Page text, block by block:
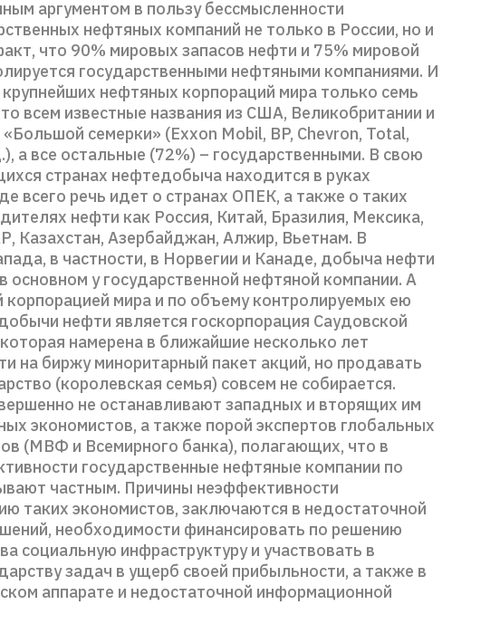
аргументом в пользу бессмысленности
нефтяных компаний не только в России, но и
что 90% мировых запасов нефти и 75% мировой
государственными нефтяными компаниями. И
нефтяных корпораций мира только семь
всем известные названия из США, Великобритании и
семерки» (Exxon Mobil, BP, Chevron, Total,
а все остальные (72%) – государственными. В свою
странах нефтедобыча находится в руках
всего речь идет о странах ОПЕК, а также о таких
нефти как Россия, Китай, Бразилия, Мексика,
Казахстан, Азербайджан, Алжир, Вьетнам. В
в частности, в Норвегии и Канаде, добыча нефти
основном у государственной нефтяной компании. А
корпорацией мира и по объему контролируемых ею
нефти является госкорпорация Саудовской
намерена в ближайшие несколько лет
на биржу миноритарный пакет акций, но продавать
(королевская семья) совсем не собирается.
не останавливают западных и вторящих им
экономистов, а также порой экспертов глобальных
(МВФ и Всемирного банка), полагающих, что в
государственные нефтяные компании по
частным. Причины неэффективности
таких экономистов, заключаются в недостаточной
необходимости финансировать по решению
социальную инфраструктуру и участвовать в
задач в ущерб своей прибыльности, а также в
аппарате и недостаточной информационной